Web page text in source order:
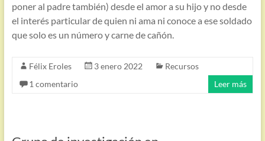
poner al padre también) desde el amor a su hijo y no desde
el interés particular de quien ni ama ni conoce a ese soldado
que solo es un número y carne de cañón.
Félix Eroles 3 enero 2022
Recursos
1 comentario
Leer más